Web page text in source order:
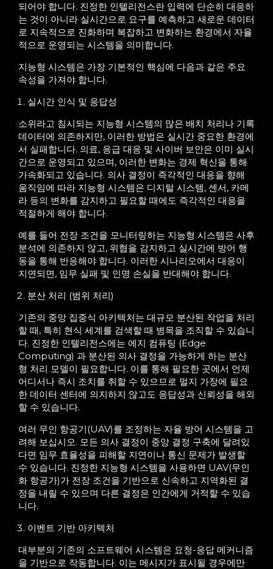
되어야 합니다. 진정한 인텔리전스란 입력에 단순히 대응하
는 것이 아니라 실시간으로 요구를 예측하고 새로운 데이터
로 지속적으로 진화하며 복잡하고 변화하는 환경에서 자율
적으로 운영되는 시스템을 의미합니다.
지능형 시스템은 가장 기본적인 핵심에 다음과 같은 주요
속성을 가져야 합니다.
실시간 인식 및 응답성
소위라고 침시되는 지능형 시스템의 많은 배치 처리나 기록
데이터에 의존하지만, 이러한 방법은 실시간 중요한 환경에
서 실패합니다. 의료, 응급 대응 및 사이버 보안은 이미 실시
간으로 운영되고 있으며, 이러한 변화는 경제 혁신을 통해
가속화되고 있습니다. 의사 결정이 즉각적인 대응을 향해
움직임에 따라 지능형 시스템은 디지털 시스템, 센서, 카메
라 등의 변화를 감지하고 필요할 때에도 즉각적인 대응을
적절하게 해야 합니다.
예를 들어 전장 조건을 모니터링하는 지능형 시스템은 사후
분석에 의존하지 않고, 위협을 감지하고 실시간에 방어 행
동을 통해 반응해야 합니다. 이러한 시나리오에서 대응이
지연되면, 임무 실패 및 인명 손실을 반대해야 합니다.
분산 처리 (범위 처리)
기존의 중앙 집중식 아키텍처는 대규모 분산된 작업을 처리
할 때, 특히 현식 세계를 검색할 때 병목을 조직할 수 있습니
다. 진정한 인텔리전스에는 에지 컴퓨팅 (Edge
Computing) 과 분산된 의사 결정을 가능하게 하는 분산
형 처리 모델이 필요합니다. 이를 통해 필요한 곳에서 언제
어디서나 즉시 조치를 취할 수 있으므로 멀지 가장에 필요
한 데이터 센터에 의지하지 않고도 응답성과 신뢰성을 해외
할 수 있습니다.
여러 무인 항공기(UAV)를 조정하는 자율 방어 시스템을 고
려해 보십시오. 모든 의사 결정이 중앙 결정 구축에 달려있
다면 임무 효율성을 피해할 지연이나 통신 문제가 발생할
수 있습니다. 진정한 지능형 시스템을 사용하면 UAV(무인
화 항공가)가 전장 조건을 기반으로 신속하고 지역화된 결
정을 내릴 수 있으며 다른 결정은 인간에게 거적할 수 있습
니다.
이벤트 기반 아키텍처
대부분의 기존의 소프트웨어 시스템은 요청-응답 메커니즘
을 기반으로 작동합니다. 이는 메시지가 표시될 경우에만